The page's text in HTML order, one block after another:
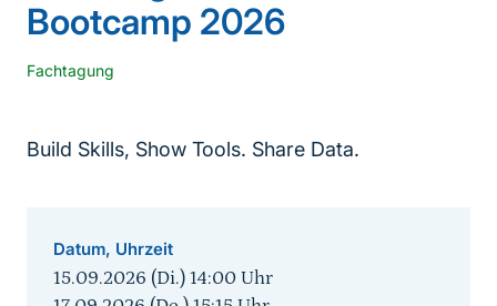
Bootcamp 2026
Fachtagung
Build Skills, Show Tools. Share Data.
Datum, Uhrzeit
15.09.2026 (Di.) 14:00 Uhr